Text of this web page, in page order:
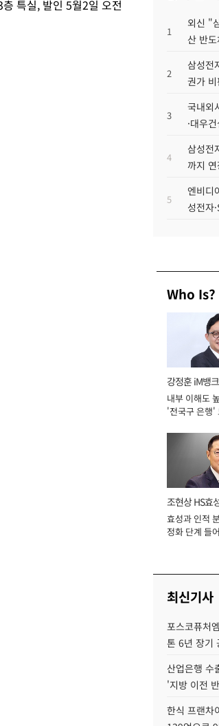
특실, 발인 5월2일 오전
1
외신 "
산 반
2
삼성전
권가
3
국내외
·대우
4
삼성전
까지
5
엔비디
성전자
Who Is?
강정훈 iM뱅
내부 이해도
'전국구 은행'
조현상 HS효
장
효성과 인적
정화 단계 들
최신기사
포스코퓨처
톤 6년 장기
산업은행 수
'지방 이전
한식 프랜차